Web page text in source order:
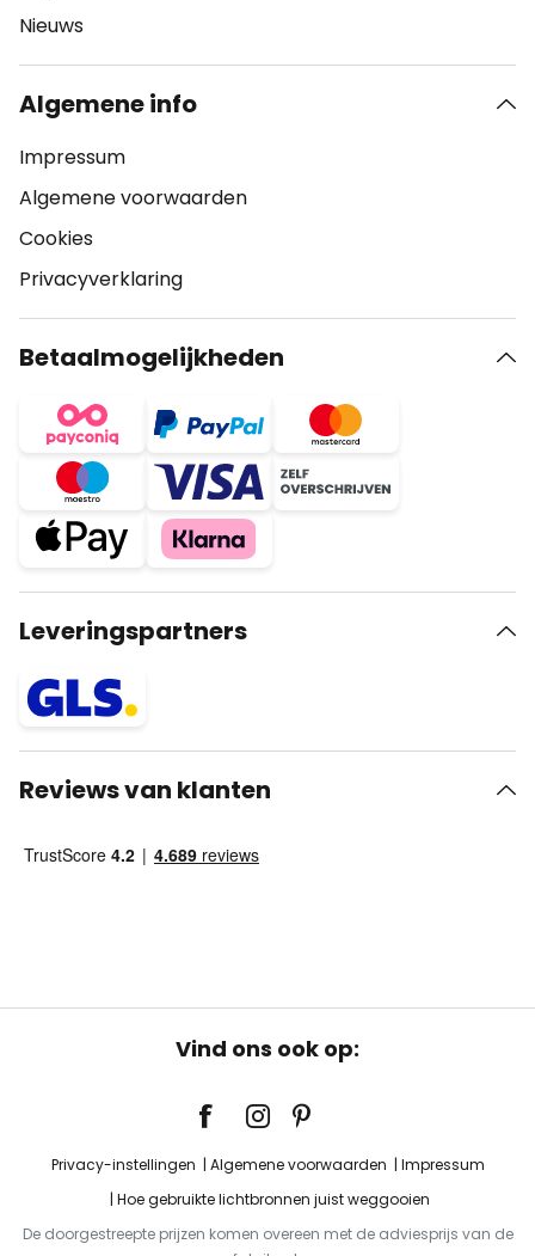
Nieuws
Algemene info
Impressum
Algemene voorwaarden
Cookies
Privacyverklaring
Betaalmogelijkheden
Leveringspartners
Reviews van klanten
Vind ons ook op:
Privacy-instellingen Algemene voorwaarden
Impressum
Hoe gebruikte lichtbronnen juist weggooien
De doorgestreepte prijzen komen overeen met de adviesprijs van de